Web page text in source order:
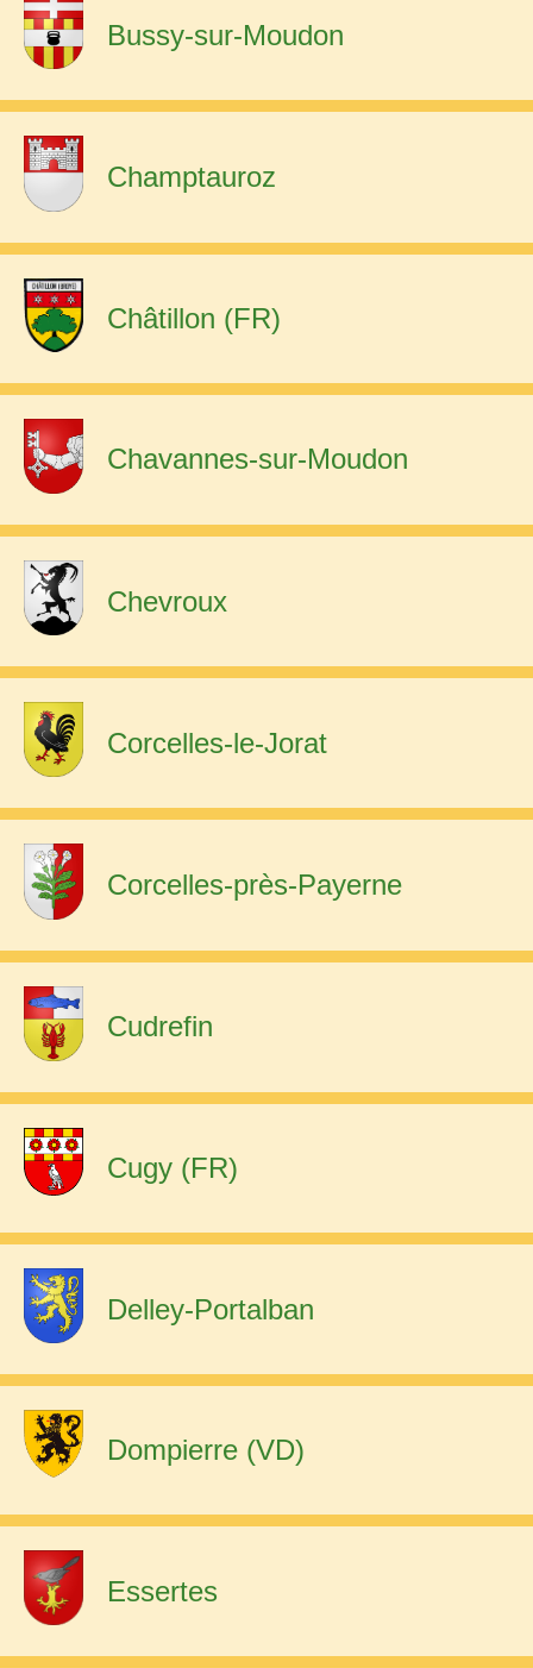
Bussy-sur-Moudon
Champtauroz
Châtillon (FR)
Chavannes-sur-Moudon
Chevroux
Corcelles-le-Jorat
Corcelles-près-Payerne
Cudrefin
Cugy (FR)
Delley-Portalban
Dompierre (VD)
Essertes